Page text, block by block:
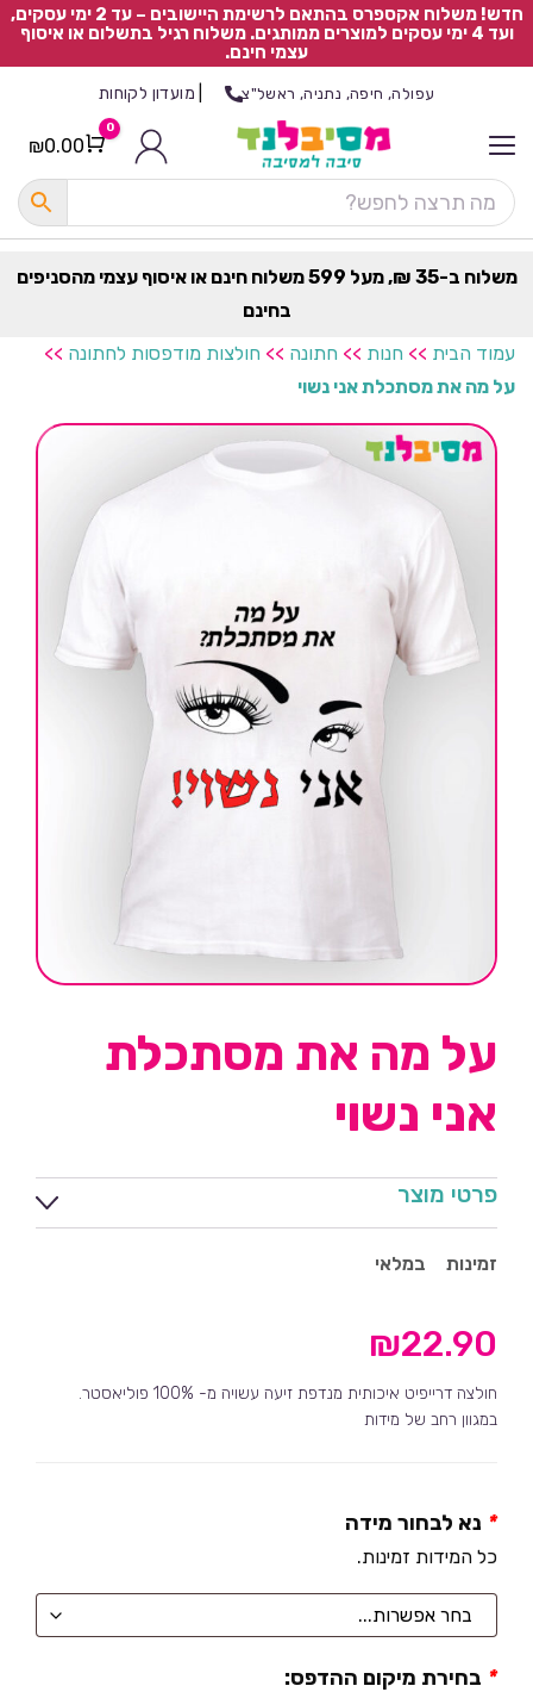
חדש! משלוח אקספרס בהתאם לרשימת היישובים – עד 2 ימי עסקים,
ועד 4 ימי עסקים למוצרים ממותגים. משלוח רגיל בתשלום או איסוף
עצמי חינם.
עפולה, חיפה, נתניה, ראשל"צ מועדון לקוחות
Cart
0
₪0.00
משלוח ב-35 ₪, מעל 599 משלוח חינם או איסוף עצמי מהסניפים
בחינם
עמוד הבית >> חנות >> חתונה >> חולצות מודפסות לחתונה >>
על מה את מסתכלת אני נשוי
על מה את מסתכלת
אני נשוי
פרטי מוצר
זמינות במלאי
₪22.90
חולצה דרייפיט איכותית מנדפת זיעה עשויה מ- 100% פוליאסטר.
במגוון רחב של מידות
נא לבחור מידה *
כל המידות זמינות.
בחירת מיקום ההדפס: *